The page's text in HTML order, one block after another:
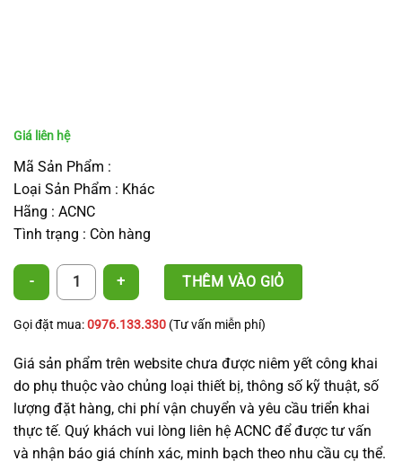
Mã Sản Phẩm :
Loại Sản Phẩm : Khác
Hãng : ACNC
Tình trạng : Còn hàng
NỐI 2 ĐẦU DÂY NHỎ GIỌT 16mm số lượng
THÊM VÀO GIỎ
Gọi đặt mua:0976.133.330 (Tư vấn miễn phí)
Giá sản phẩm trên website chưa được niêm yết công khai
do phụ thuộc vào chủng loại thiết bị, thông số kỹ thuật, số
lượng đặt hàng, chi phí vận chuyển và yêu cầu triển khai
thực tế. Quý khách vui lòng liên hệ ACNC để được tư vấn
và nhận báo giá chính xác, minh bạch theo nhu cầu cụ thể.